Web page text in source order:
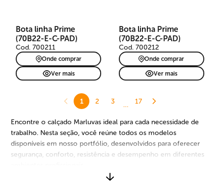
Bota linha Prime
(70B22-E-C-PAD)
Cod. 700211
Onde comprar
Ver mais
Bota linha Prime
(70B22-E-C-PAD)
Cod. 700212
Onde comprar
Ver mais
1 2 3 … 17
Encontre o calçado Marluvas ideal para cada necessidade de
trabalho. Nesta seção, você reúne todos os modelos
disponíveis em nosso portfólio, desenvolvidos para oferecer
segurança, conforto, resistência e desempenho em diferentes
São opções para diversos segmentos, riscos e rotinas de uso,